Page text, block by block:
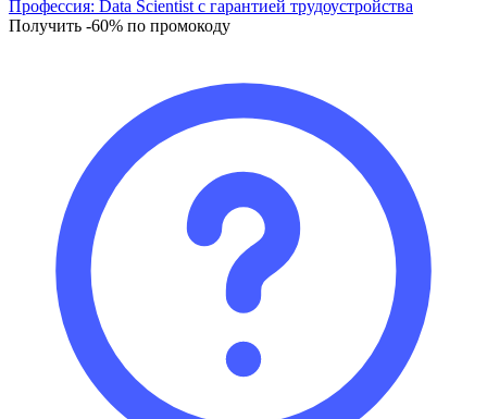
Профессия: Data Scientist с гарантией трудоустройства
Получить -60% по промокоду